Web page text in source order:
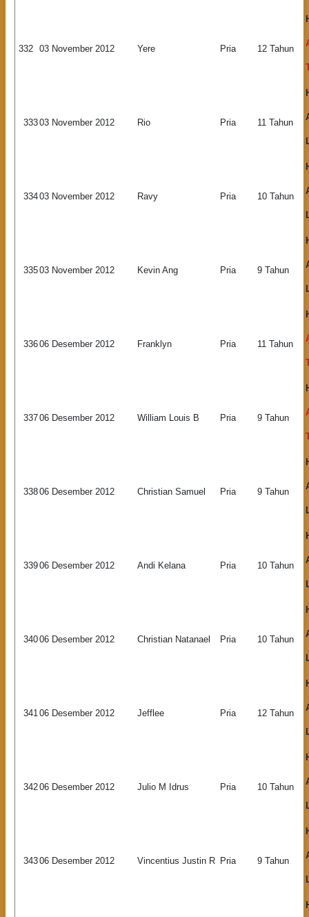
332 03 November 2012 Yere Pria 12 Tahun
33303 November 2012 Rio Pria 11 Tahun
33403 November 2012 Ravy Pria 10 Tahun
33503 November 2012 Kevin Ang Pria 9 Tahun
33606 Desember 2012 Franklyn Pria 11 Tahun
33706 Desember 2012 William Louis B Pria 9 Tahun
33806 Desember 2012 Christian Samuel Pria 9 Tahun
33906 Desember 2012 Andi Kelana Pria 10 Tahun
34006 Desember 2012 Christian Natanael Pria 10 Tahun
34106 Desember 2012 Jefflee Pria 12 Tahun
34206 Desember 2012 Julio M Idrus Pria 10 Tahun
34306 Desember 2012 Vincentius Justin R Pria 9 Tahun